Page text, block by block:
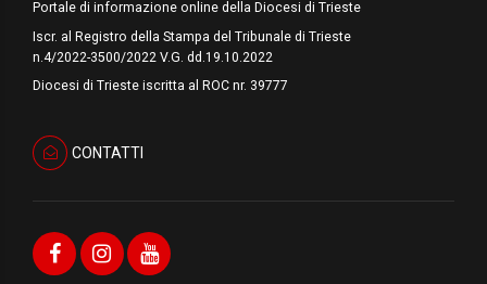
Portale di informazione online della Diocesi di Trieste
Iscr. al Registro della Stampa del Tribunale di Trieste
n.4/2022-3500/2022 V.G. dd.19.10.2022
Diocesi di Trieste iscritta al ROC nr. 39777
CONTATTI